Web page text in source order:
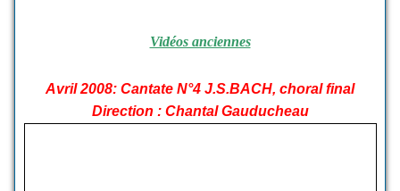
Vidéos anciennes
Avril 2008: Cantate N°4 J.S.BACH, choral final
Direction : Chantal Gauducheau